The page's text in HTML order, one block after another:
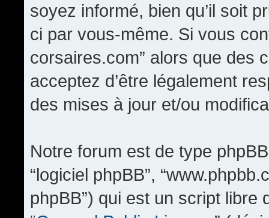
soyez informé, bien qu’il soit
ci par vous-même. Si vous
corsaires.com” alors que des
acceptez d’être légalement
des mises à jour et/ou
Notre forum est de type phpBB
“logiciel phpBB”,
phpBB”) qui est un script